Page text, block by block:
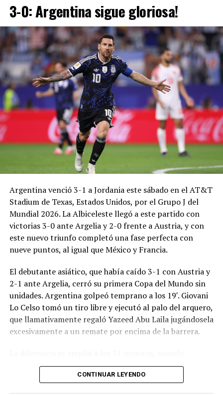
3-0: Argentina sigue gloriosa!
Argentina venció 3-1 a Jordania este sábado en el AT&T
Stadium de Texas, Estados Unidos, por el Grupo J del
Mundial 2026. La Albiceleste llegó a este partido con
victorias 3-0 ante Argelia y 2-0 frente a Austria, y con
este nuevo triunfo completó una fase perfecta con
nueve puntos, al igual que México y Francia.
El debutante asiático, que había caído 3-1 con Austria y
2-1 ante Argelia, cerró su primera Copa del Mundo sin
unidades. Argentina golpeó temprano a los 19′. Giovani
Lo Celso tomó un tiro libre y ejecutó al palo del arquero,
que llamativamente regaló Yazeed Abu Laila jugándosela
excesivamente a un remate por encima de la barrera.
Lautaro Martínez convirtió de penal el 2-0. El Toro
anotó su primer gol en Copas del Mundo, tras no
CONTINUAR LEYENDO